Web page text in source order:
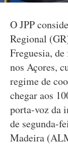
O JPP
Regional
Freguesia,
nos Açores,
regime de
chegar aos
porta-voz da
de segunda-
Madeira